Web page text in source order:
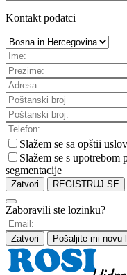
Kontakt podatci
Slažem se sa opštii
Slažem se s
segmentacije
Zatvori REGISTRUJ SE
Zaboravili ste lozinku?
Zatvori Pošaljite mi novu